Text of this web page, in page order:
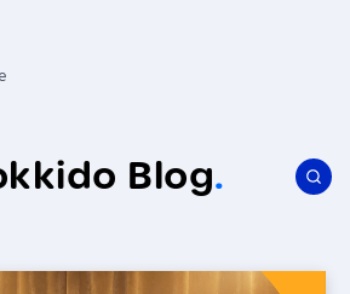
Blog.